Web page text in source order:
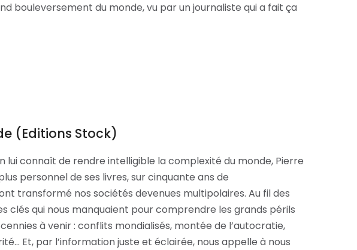
bouleversement du monde, vu par un journaliste qui a fait ça
(Editions Stock)
lui connaît de rendre intelligible la complexité du monde, Pierre
personnel de ses livres, sur cinquante ans de
transformé nos sociétés devenues multipolaires. Au fil des
clés qui nous manquaient pour comprendre les grands périls
à venir : conflits mondialisés, montée de l’autocratie,
Et, par l’information juste et éclairée, nous appelle à nous